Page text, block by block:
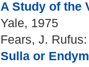
A Study of the
Yale, 1975
Fears, J. Rufus:
Sulla or